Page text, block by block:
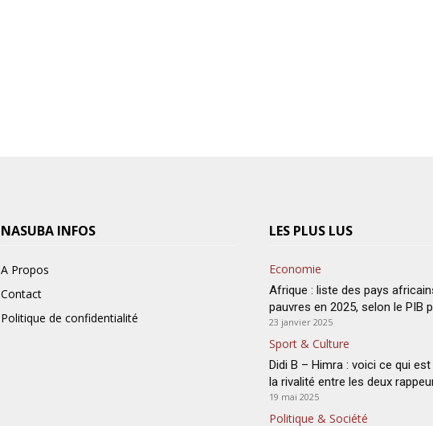
NASUBA INFOS
A Propos
Contact
Politique de confidentialité
LES PLUS LUS
Economie
Afrique : liste des pays
pauvres en 2025, selon le PIB
23 janvier 2025
Sport & Culture
Didi B – Himra : voici ce qui est
la rivalité entre les deux
19 mai 2025
Politique & Société